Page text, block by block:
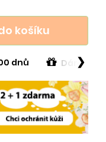
košíku
dnů Dárek v
❯